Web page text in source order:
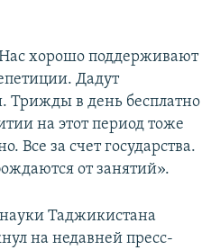
хорошо поддерживают
Дадут
Трижды в день бесплатно
на этот период тоже
Все за счет государства.
от занятий».
Таджикистана
на недавней пресс-